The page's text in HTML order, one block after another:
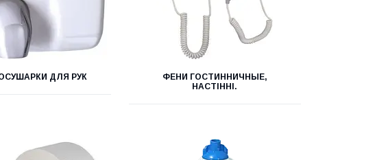
ДЛЯ РУК
ФЕНИ ГОСТИННИЧНЫЕ,
НАСТІННІ.